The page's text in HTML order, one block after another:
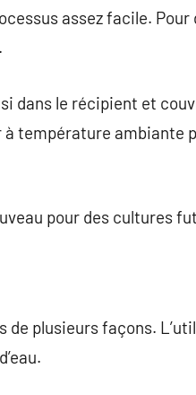
assez facile.
dans le récipient et
température ambiante
pour des cultures
plusieurs façons.